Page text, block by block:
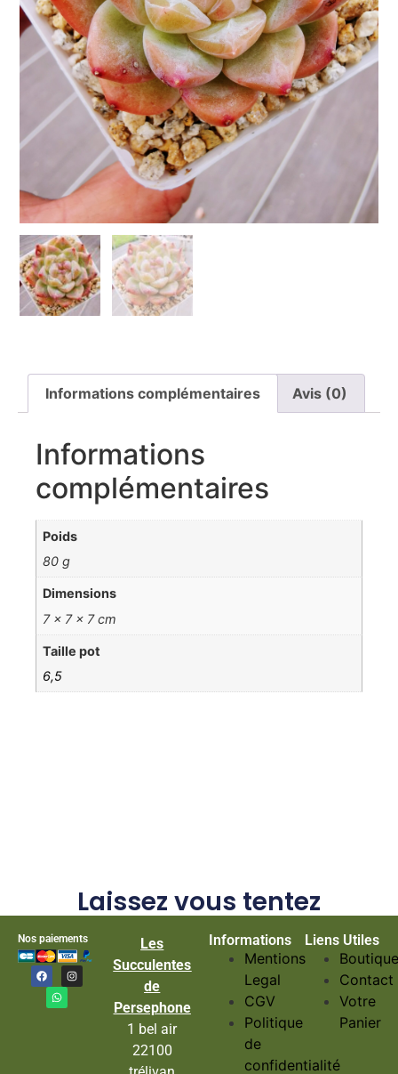
Informations complémentaires Avis (0)
Informations
complémentaires
Poids
80 g
Dimensions
7 × 7 × 7 cm
Taille pot
6,5
Laissez vous tentez
Nos paiements
Les
Succulentes
de
Persephone
1 bel air
22100
Informations
Mentions
Legal
CGV
Politique
de
confidentialité
Liens Utiles
Contact
Votre
Panier